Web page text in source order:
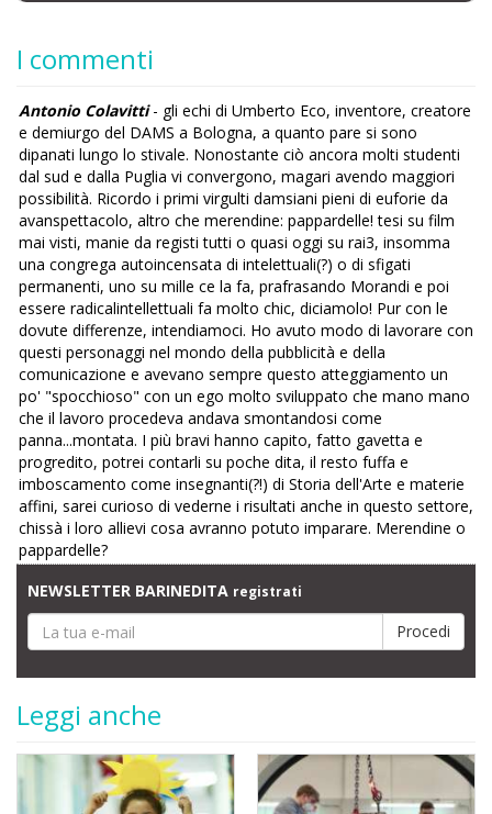
I commenti
Antonio Colavitti- gli echi di Umberto Eco, inventore, creatore
e demiurgo del DAMS a Bologna, a quanto pare si sono
dipanati lungo lo stivale. Nonostante ciò ancora molti studenti
dal sud e dalla Puglia vi convergono, magari avendo maggiori
possibilità. Ricordo i primi virgulti damsiani pieni di euforie da
avanspettacolo, altro che merendine: pappardelle! tesi su film
mai visti, manie da registi tutti o quasi oggi su rai3, insomma
una congrega autoincensata di intelettuali(?) o di sfigati
permanenti, uno su mille ce la fa, prafrasando Morandi e poi
essere radicalintellettuali fa molto chic, diciamolo! Pur con le
dovute differenze, intendiamoci. Ho avuto modo di lavorare con
questi personaggi nel mondo della pubblicità e della
comunicazione e avevano sempre questo atteggiamento un
po' "spocchioso" con un ego molto sviluppato che mano mano
che il lavoro procedeva andava smontandosi come
panna...montata. I più bravi hanno capito, fatto gavetta e
progredito, potrei contarli su poche dita, il resto fuffa e
imboscamento come insegnanti(?!) di Storia dell'Arte e materie
affini, sarei curioso di vederne i risultati anche in questo settore,
chissà i loro allievi cosa avranno potuto imparare. Merendine o
pappardelle?
NEWSLETTER BARINEDITA registrati
Leggi anche